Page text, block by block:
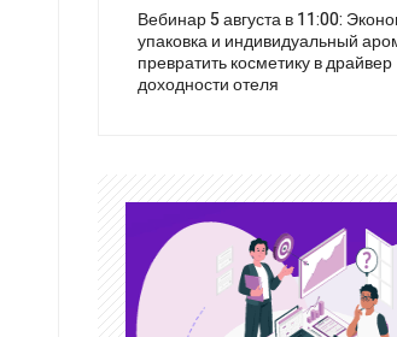
Вебинар 5 августа в 11:00:
упаковка и индивидуальный
превратить косметику в драйвер
доходности отеля